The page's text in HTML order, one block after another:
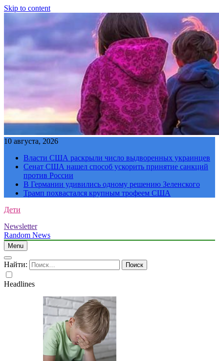
Skip to content
10 августа, 2026
Власти США раскрыли число выдворенных украинцев
Сенат США нашел способ ускорить принятие санкций
против России
В Германии удивились одному решению Зеленского
Трамп похвастался крупным трофеем США
Дети
Newsletter
Random News
Menu
Найти:
Headlines